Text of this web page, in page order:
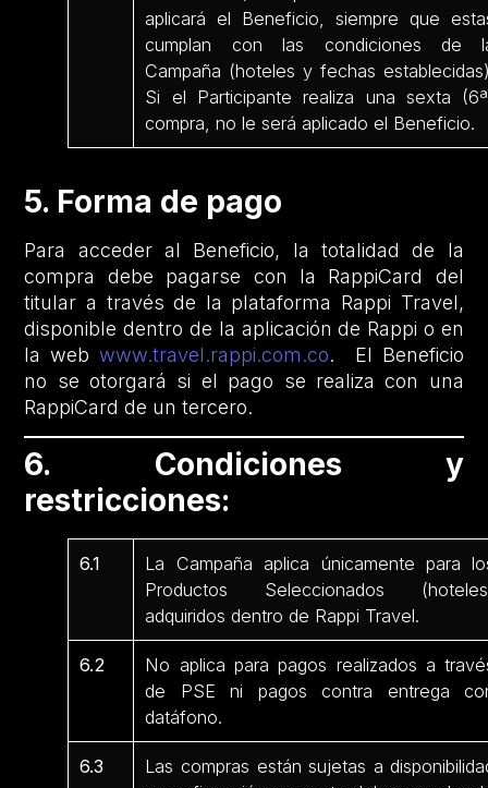
aplicará el Beneficio, siempre que
cumplan con las condiciones de
Campaña (hoteles y fechas
Si el Participante realiza una sexta
compra, no le será aplicado el Beneficio.
5. Forma de pago
Para acceder al Beneficio, la totalidad de la
compra debe pagarse con la RappiCard del
titular a través de la plataforma Rappi Travel,
disponible dentro de la aplicación de Rappi o en
la web www.travel.rappi.com.co. El Beneficio
no se otorgará si el pago se realiza con una
RappiCard de un tercero.
6. Condiciones y
restricciones:
6.1
La Campaña aplica únicamente para
Productos Seleccionados
adquiridos dentro de Rappi Travel.
6.2
No aplica para pagos realizados a
de PSE ni pagos contra entrega
datáfono.
6.3
Las compras están sujetas a